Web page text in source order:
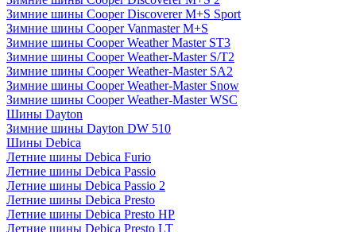
Зимние шины Cooper Discoverer M+S Sport
Зимние шины Cooper Vanmaster M+S
Зимние шины Cooper Weather Master ST3
Зимние шины Cooper Weather-Master S/T2
Зимние шины Cooper Weather-Master SA2
Зимние шины Cooper Weather-Master Snow
Зимние шины Cooper Weather-Master WSC
Шины Dayton
Зимние шины Dayton DW 510
Шины Debica
Летние шины Debica Furio
Летние шины Debica Passio
Летние шины Debica Passio 2
Летние шины Debica Presto
Летние шины Debica Presto HP
Летние шины Debica Presto LT